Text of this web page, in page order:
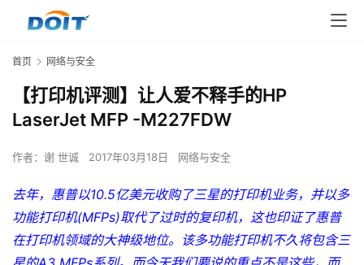
首页 网络与安全
【打印机评测】让人爱不释手的HP
LaserJet MFP -M227FDW
作者： 谢 世诚 2017年03月18日 网络与安全
去年，惠普以10.5亿美元收购了三星的打印机业务，并以多
功能打印机(MFPs)取代了过时的复印机，这也印证了惠普
在打印机领域的大神级地位。该多功能打印机不久将包含三